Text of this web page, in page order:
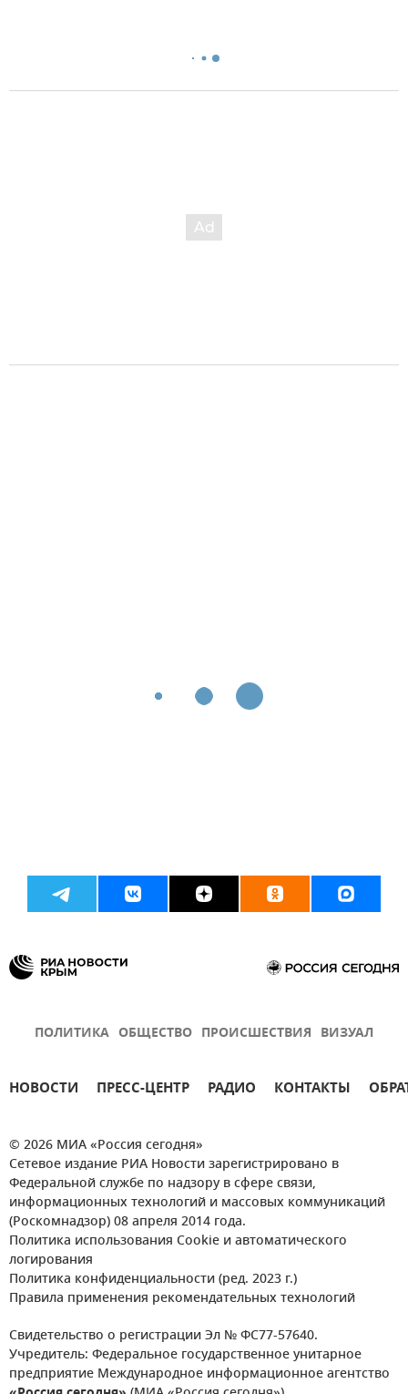
ПОЛИТИКА ОБЩЕСТВО ПРОИСШЕСТВИЯ ВИЗУАЛ
НОВОСТИ ПРЕСС-ЦЕНТР РАДИО КОНТАКТЫ
© 2026 МИА «Россия сегодня»
Сетевое издание РИА Новости зарегистрировано в
Федеральной службе по надзору в сфере связи,
информационных технологий и массовых коммуникаций
(Роскомнадзор) 08 апреля 2014 года.
Политика использования Cookie и автоматического
логирования
Политика конфиденциальности (ред. 2023 г.)
Правила применения рекомендательных технологий
Свидетельство о регистрации Эл № ФС77-57640.
Учредитель: Федеральное государственное унитарное
предприятие Международное информационное агентство